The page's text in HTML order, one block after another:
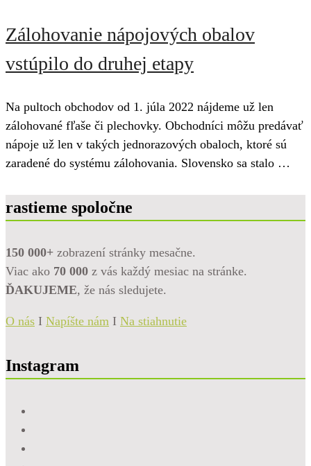
Zálohovanie nápojových obalov
vstúpilo do druhej etapy
Na pultoch obchodov od 1. júla 2022 nájdeme už len
zálohované fľaše či plechovky. Obchodníci môžu predávať
nápoje už len v takých jednorazových obaloch, ktoré sú
zaradené do systému zálohovania. Slovensko sa stalo …
rastieme spoločne
150 000+ zobrazení stránky mesačne.
Viac ako 70 000 z vás každý mesiac na stránke.
ĎAKUJEME, že nás sledujete.
O nás I Napíšte nám I Na stiahnutie
Instagram